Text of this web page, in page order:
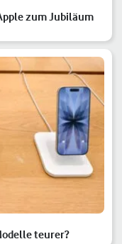
zum Jubiläum
teurer?